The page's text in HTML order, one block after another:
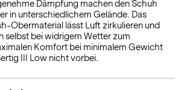
Dämpfung machen den Schuh
in unterschiedlichem Gelände. Das
Obermaterial lässt Luft zirkulieren und
selbst bei widrigem Wetter zum
Komfort bei minimalem Gewicht
III Low nicht vorbei.